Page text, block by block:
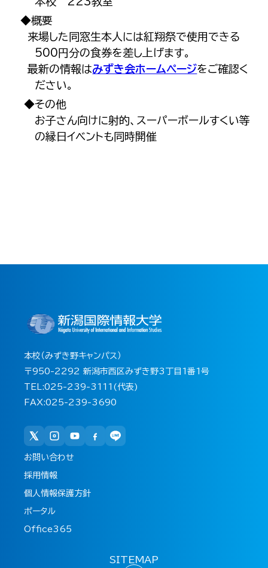
◆概要
来場した同窓生本人には紅翔祭で使用できる
500円分の食券を差し上げます。
最新の情報はみずき会ホームページをご確認く
ださい。
◆その他
お子さん向けに射的、スーパーボールすくい等
の縁日イベントも同時開催
本校（みずき野キャンパス）
〒950-2292 新潟市西区みずき野3丁目1番1号
TEL:025-239-3111(代表)
FAX:025-239-3690
お問い合わせ
採用情報
個人情報保護方針
ポータル
Office365
SITEMAP